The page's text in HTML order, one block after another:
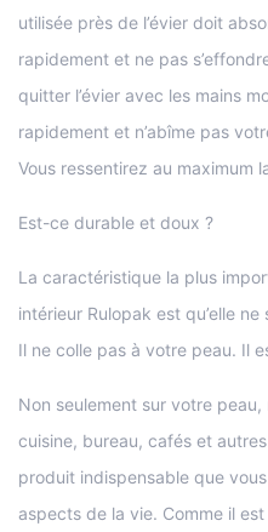
utilisée près de l’évier doit
rapidement et ne pas
quitter l’évier avec les mains
rapidement et n’abîme pas
Vous ressentirez au maximum
Est-ce durable et doux ?
La caractéristique la plus
intérieur Rulopak est qu’elle
Il ne colle pas à votre peau. Il
Non seulement sur votre
cuisine, bureau, cafés et
produit indispensable que
aspects de la vie. Comme il